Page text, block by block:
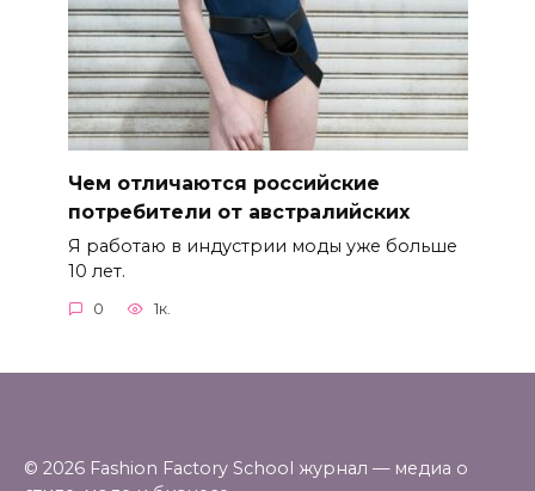
Чем отличаются российские
потребители от австралийских
Я работаю в индустрии моды уже больше
10 лет.
0 1к.
© 2026 Fashion Factory School журнал — медиа о